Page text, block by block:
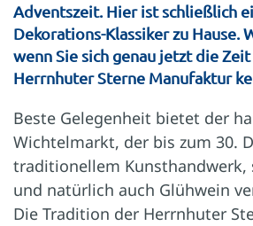
Adventszeit. Hier ist schließlich
Dekorations-Klassiker zu Hause.
wenn Sie sich genau jetzt die
Herrnhuter Sterne Manufaktur
Beste Gelegenheit bietet der
Wichtelmarkt, der bis zum 30.
traditionellem Kunsthandwerk,
und natürlich auch Glühwein
Die Tradition der Herrnhuter